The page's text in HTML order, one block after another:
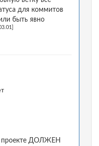
для коммитов
быть явно
проекте ДОЛЖЕН